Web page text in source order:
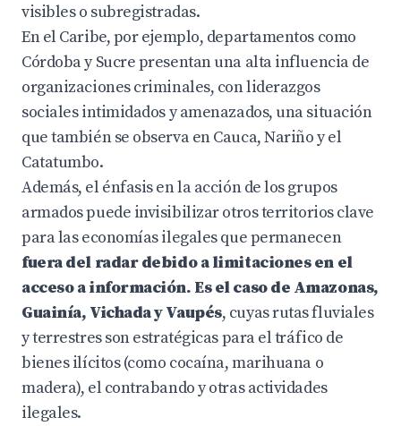
visibles o subregistradas.
En el Caribe, por ejemplo, departamentos como
Córdoba y Sucre presentan una alta influencia de
organizaciones criminales, con liderazgos
sociales intimidados y amenazados, una situación
que también se observa en Cauca, Nariño y el
Catatumbo.
Además, el énfasis en la acción de los grupos
armados puede invisibilizar otros territorios clave
para las economías ilegales que permanecen
fuera del radar debido a limitaciones en el
acceso a información. Es el caso de Amazonas,
Guainía, Vichada y Vaupés, cuyas rutas fluviales
y terrestres son estratégicas para el tráfico de
bienes ilícitos (como cocaína, marihuana o
madera), el contrabando y otras actividades
ilegales.